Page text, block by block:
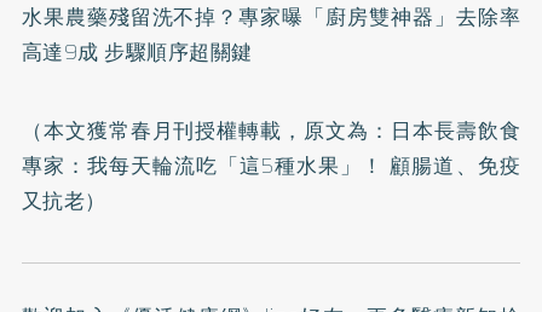
水果農藥殘留洗不掉？專家曝「廚房雙神器」去除率
高達9成 步驟順序超關鍵
（本文獲常春月刊授權轉載，原文為： 日本長壽飲食
專家：我每天輪流吃「這5種水果」！ 顧腸道、免疫
又抗老）